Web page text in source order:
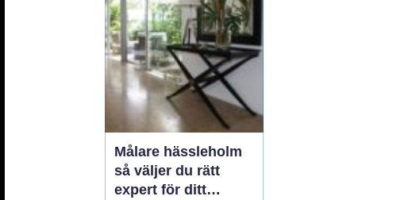
Målare hässleholm
så väljer du rätt
expert för ditt